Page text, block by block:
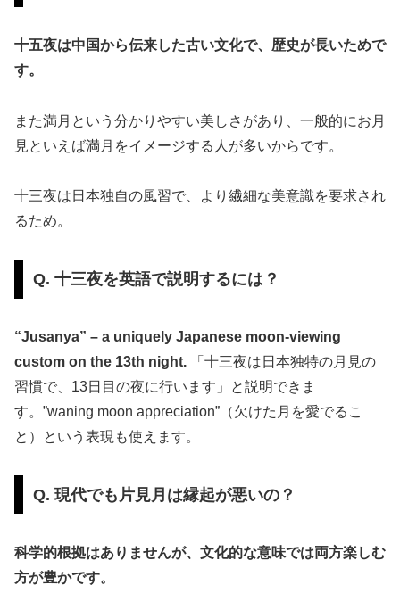
十五夜は中国から伝来した古い文化で、歴史が長いためで
す。
また満月という分かりやすい美しさがあり、一般的にお月
見といえば満月をイメージする人が多いからです。
十三夜は日本独自の風習で、より繊細な美意識を要求され
るため。
Q. 十三夜を英語で説明するには？
“Jusanya” – a uniquely Japanese moon-viewing
custom on the 13th night. 「十三夜は日本独特の月見の
習慣で、13日目の夜に行います」と説明できま
す。”waning moon appreciation”（欠けた月を愛でるこ
と）という表現も使えます。
Q. 現代でも片見月は縁起が悪いの？
科学的根拠はありませんが、文化的な意味では両方楽しむ
方が豊かです。